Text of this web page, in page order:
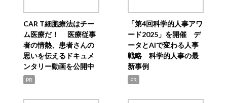
CAR T細胞療法はチー
ム医療だ！ 医療従事
者の情熱、患者さんの
思いを伝えるドキュメ
ンタリー動画を公開中
PR
「第4回科学的人事アワ
ード2025」を開催 デ
ータとAIで変わる人事
戦略 科学的人事の最
新事例
PR